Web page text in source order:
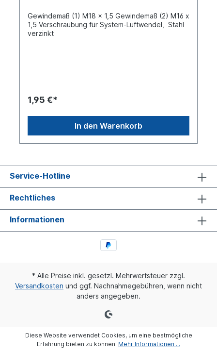
Gewindemaß (1) M18 x 1,5 Gewindemaß (2) M16 x
1,5 Verschraubung für System-Luftwendel, Stahl
verzinkt
1,95 €*
In den Warenkorb
Service-Hotline
Rechtliches
Informationen
* Alle Preise inkl. gesetzl. Mehrwertsteuer zzgl.
Versandkosten und ggf. Nachnahmegebühren, wenn nicht
anders angegeben.
Diese Website verwendet Cookies, um eine bestmögliche
Erfahrung bieten zu können. Mehr Informationen ...